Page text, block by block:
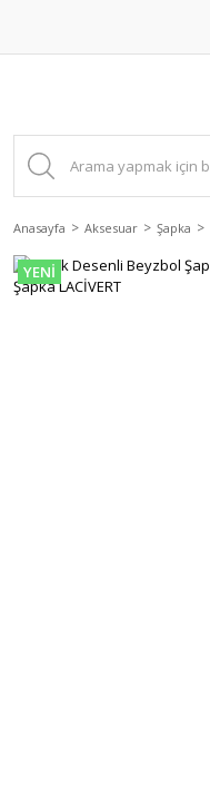
Anasayfa Aksesuar Şapka
YENİ